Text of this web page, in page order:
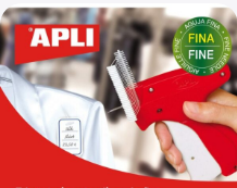
ETIQUETAS 21X12 MM